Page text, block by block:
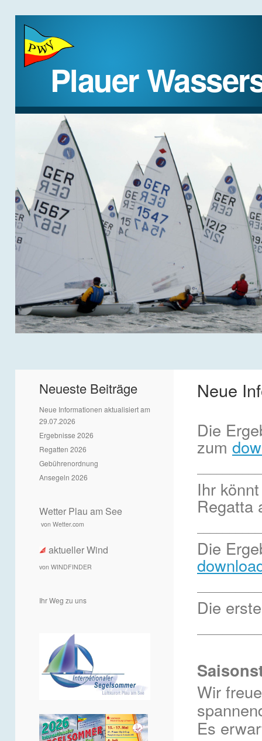
Plauer
STARTSEITE
Neueste Beiträge
Neue Informationen aktualisiert am
29.07.2026
Ergebnisse 2026
Regatten 2026
Gebührenordnung
Ansegeln 2026
Wetter Plau am See
von Wetter.com
aktueller Wind
von WINDFINDER
Ihr Weg zu uns
Neue
Die
zum
Ihr
Regatta
Die
Die
Wir
Es